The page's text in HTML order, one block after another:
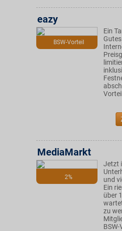
BSW-Vorteil
eazy
Ein
2%
MediaMarkt
Jetzt
und
Ein
über
zu
BSW-